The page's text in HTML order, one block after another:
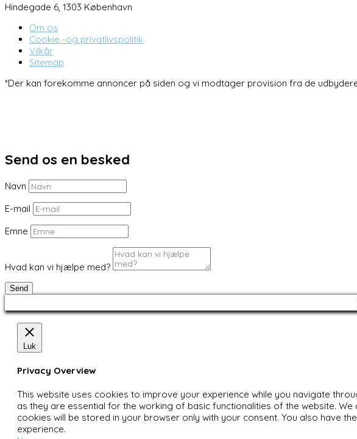
Hindegade 6, 1303 København
Om os
Cookie -og privatlivspolitik
Vilkår
Sitemap
*Der kan forekomme annoncer på siden og vi modtager provision fra de
Send os en besked
Navn
E-mail
Emne
Hvad kan vi hjælpe med?
Send
Luk
Privacy Overview
This website uses cookies to improve your experience while you navigate
as they are essential for the working of basic functionalities of the website.
cookies will be stored in your browser only with your consent. You also
experience.